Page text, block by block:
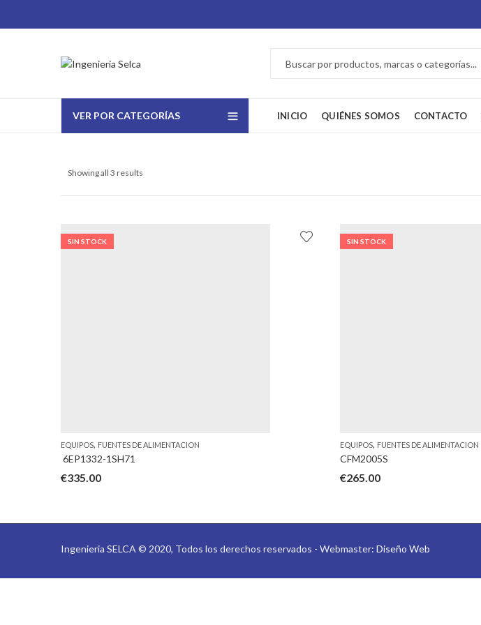
VER POR CATEGORÍAS INICIO QUIÉNES SOMOS CONTACTO
Showing all 3 results
SIN STOCK
EQUIPOS, FUENTES DE ALIMENTACION
6EP1332-1SH71
€335.00
SIN STOCK
EQUIPOS, FUENTES DE ALIMENTACION
CFM2005S
€265.00
Ingenieria SELCA © 2020, Todos los derechos reservados - Webmaster: Diseño Web